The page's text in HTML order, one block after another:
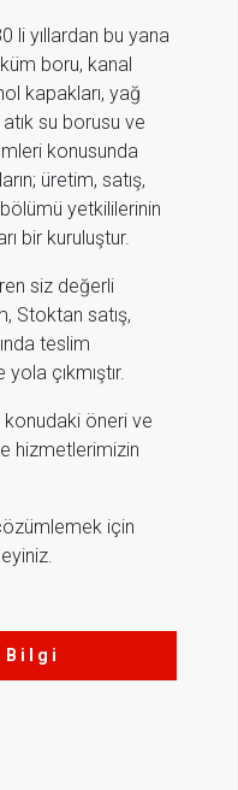
li yıllardan bu yana
boru, kanal
kapakları, yağ
su borusu ve
konusunda
üretim, satış,
yetkililerinin
bir kuruluştur.
siz değerli
Stoktan satış,
teslim
çıkmıştır.
konudaki öneri ve
hizmetlerimizin
için
Bilgi